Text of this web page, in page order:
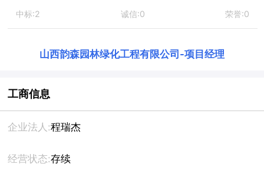
中标:2 诚信:0 荣誉:0
山西韵森园林绿化工程有限公司 -项目经理
工商信息
企业法人:程瑞杰
经营状态:存续